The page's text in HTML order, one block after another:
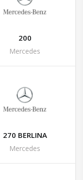
200
Mercedes
270 BERLINA
Mercedes